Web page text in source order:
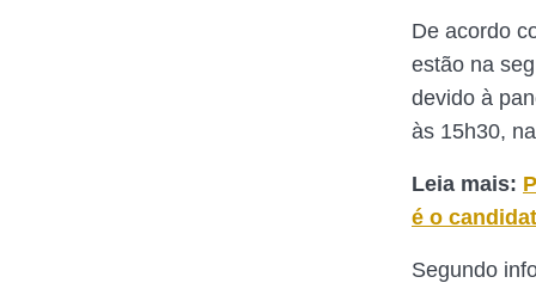
De acordo
estão na
devido à
às 15h30,
Leia mais:
é o
Segundo